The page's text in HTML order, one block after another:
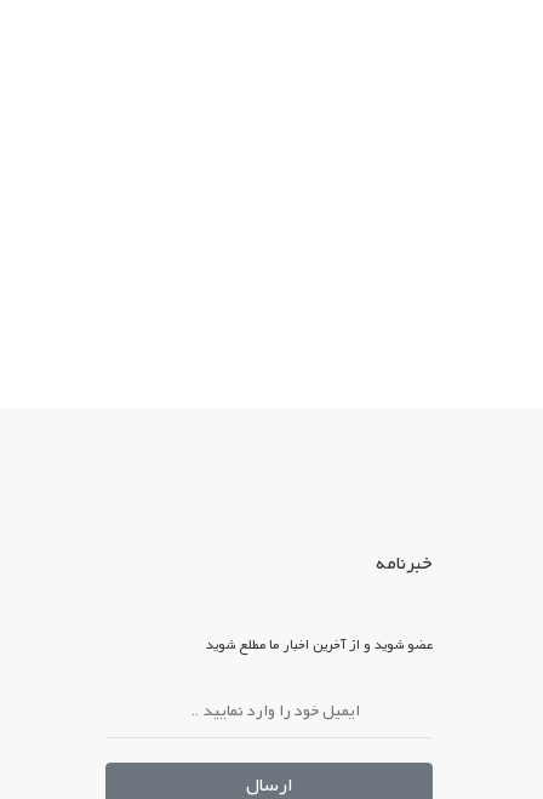
خبرنامه
عضو شوید و از آخرین اخبار ما مطلع شوید
ارسال